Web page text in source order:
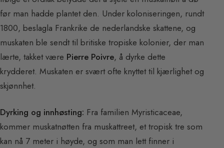
før man hadde plantet den. Under koloniseringen, rundt
1800, beslagla Frankrike de nederlandske skattene, og
muskaten ble sendt til britiske tropiske kolonier, der man
lærte, takket være Pierre Poivre, å dyrke dette
krydderet. Muskaten er svært ofte knyttet til kjærlighet og
skjønnhet.
Dyrking og innhøsting: Fra familien Myristicaceae,
kommer muskatnøtten fra muskattreet, et tropisk tre som
kan nå 7 meter i høyde, og som man lett finner i